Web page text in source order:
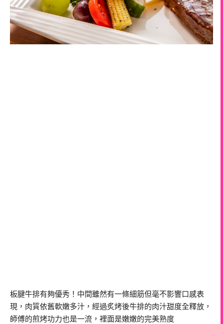
板腱牛排有夠優秀！中間雖然有一條細筋但毫不影響口感表
現，肉質依舊軟嫩多汁，經過炙烤後牛排的肉汁甜度全釋放，
師傅的煎烤功力也是一流，裡面是嫩嫩的完美熟度